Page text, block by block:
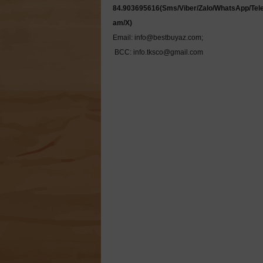
84.903695616(Sms/Viber/Zalo/WhatsApp/
Email: info@bestbuyaz.com;
BCC: info.tksco@gmail.com